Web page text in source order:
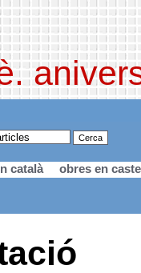
català obres en